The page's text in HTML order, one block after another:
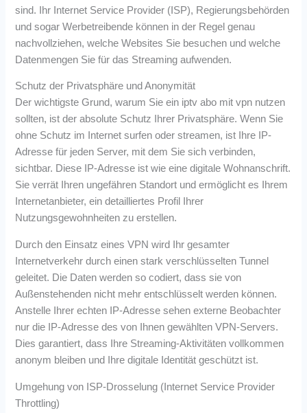
sind. Ihr Internet Service Provider (ISP), Regierungsbehörden
und sogar Werbetreibende können in der Regel genau
nachvollziehen, welche Websites Sie besuchen und welche
Datenmengen Sie für das Streaming aufwenden.
Schutz der Privatsphäre und Anonymität
Der wichtigste Grund, warum Sie ein iptv abo mit vpn nutzen
sollten, ist der absolute Schutz Ihrer Privatsphäre. Wenn Sie
ohne Schutz im Internet surfen oder streamen, ist Ihre IP-
Adresse für jeden Server, mit dem Sie sich verbinden,
sichtbar. Diese IP-Adresse ist wie eine digitale Wohnanschrift.
Sie verrät Ihren ungefähren Standort und ermöglicht es Ihrem
Internetanbieter, ein detailliertes Profil Ihrer
Nutzungsgewohnheiten zu erstellen.
Durch den Einsatz eines VPN wird Ihr gesamter
Internetverkehr durch einen stark verschlüsselten Tunnel
geleitet. Die Daten werden so codiert, dass sie von
Außenstehenden nicht mehr entschlüsselt werden können.
Anstelle Ihrer echten IP-Adresse sehen externe Beobachter
nur die IP-Adresse des von Ihnen gewählten VPN-Servers.
Dies garantiert, dass Ihre Streaming-Aktivitäten vollkommen
anonym bleiben und Ihre digitale Identität geschützt ist.
Umgehung von ISP-Drosselung (Internet Service Provider
Throttling)